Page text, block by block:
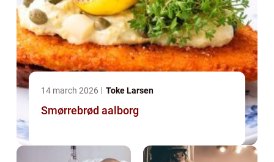
14 march 2026 Toke Larsen
Smørrebrød aalborg